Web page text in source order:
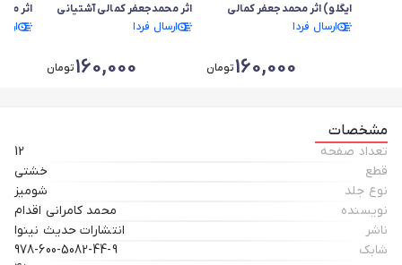
ایگلو) اثر محمدجعفر کمالی
آشتیانی
ارسال فردا
160,000تومان
اثر محمدجعفر کمالی آشتیانی
ارسال فردا
160,000تومان
اثر
مشخصات
تعداد صفحه
12
قطع
خشتی
نوع جلد
شومیز
نویسنده
محمد کامرانی اقدام
ناشر
انتشارات حدیث نینوا
شابک
978-600-5082-44-9